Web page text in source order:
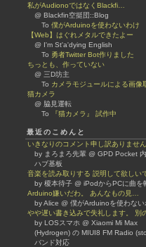
私がAudionoではなくBlackfi…
@ Blackfin空挺団::Blog
To 僕がArduinoを使わないわけ
【Web】はぐれメタルできたよー
@ I'm St'a'dying English
To 勇者Twitter Bot作りました
ちっとも、作っていない
@ 三D坊主
To カメラモジュールによる画像
猫カメラ
@ 脇見運転
To
『猫カメラ』 試作中
最近のこめんと
いきなりのコメント申し訳ありませ
by まろまろ先輩 @ GPD Pocket
ハブ基板
音楽を読み取りする 説明して欲しい
by 榎本待子 @ iPodからPCに曲を
Arduino嫌いだわ。 あんなもの見…
by Alice @ 僕がArduinoを使わない
やや遅い書き込みで失礼します。 別
by LOSスマホ @ Xiaomi Mi Max
(Hydrogen) の MIUI8 FM Radio
バンド対応